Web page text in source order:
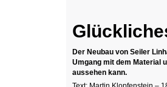
Der Neubau von Seiler
Umgang mit dem Material
aussehen kann.